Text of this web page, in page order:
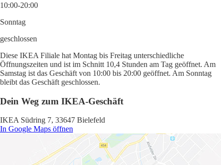
10:00-20:00
Sonntag
geschlossen
Diese IKEA Filiale hat Montag bis Freitag unterschiedliche
Öffnungszeiten und ist im Schnitt 10,4 Stunden am Tag geöffnet. Am
Samstag ist das Geschäft von 10:00 bis 20:00 geöffnet. Am Sonntag
bleibt das Geschäft geschlossen.
Dein Weg zum IKEA-Geschäft
IKEA Südring 7, 33647 Bielefeld
In Google Maps öffnen